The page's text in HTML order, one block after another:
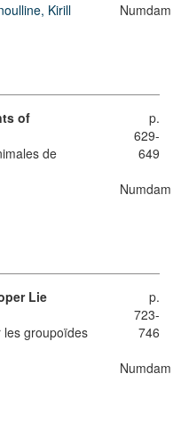
Kirill
Numdam
of
de
p.
629-
649
Numdam
Lie
les groupoïdes
p.
723-
746
Numdam